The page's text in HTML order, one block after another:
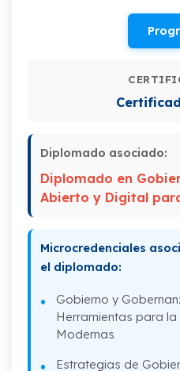
data) y usabilidad
II. Implementación
relación entre
IV. La nueva
modelo de
Diplomado asociado:
Diplomado en
Abierto y Digital
Microcredenciales
el diplomado:
Gobierno y
Herramientas para
Modernas
Estrategias de